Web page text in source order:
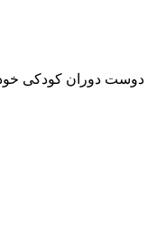
دوران کودکی